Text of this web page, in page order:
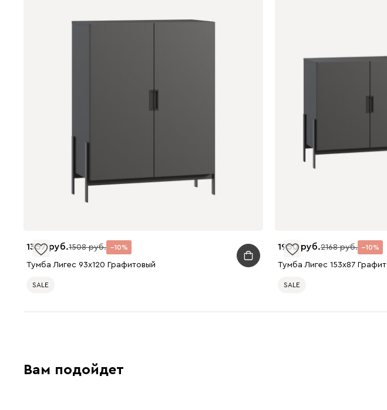
1357 1508 10
Тумба Лигес 93x120 Графитовый
SALE
1950 2168 10
Тумба Лигес 153x87
SALE
Вам подойдет